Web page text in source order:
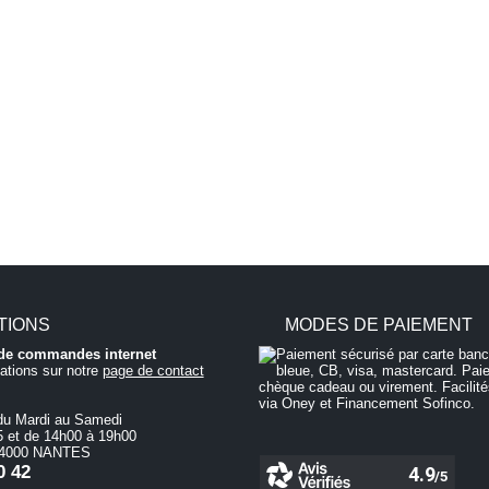
commandes internet
sur notre page de contact
Mardi au Samedi
et de 14h00 à 19h00
NANTES
42
MODES DE PAIEMENT